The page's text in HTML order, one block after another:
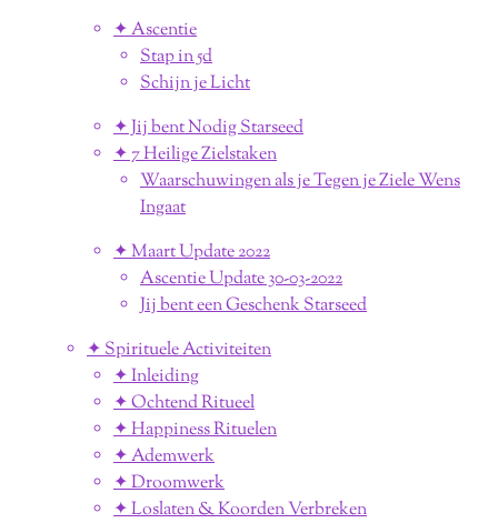
✦ Ascentie
Stap in 5d
Schijn je Licht
✦ Jij bent Nodig Starseed
✦ 7 Heilige Zielstaken
Waarschuwingen als je Tegen je Ziele Wens
Ingaat
✦ Maart Update 2022
Ascentie Update 30-03-2022
Jij bent een Geschenk Starseed
✦ Spirituele Activiteiten
✦ Inleiding
✦ Ochtend Ritueel
✦ Happiness Rituelen
✦ Ademwerk
✦ Droomwerk
✦ Loslaten & Koorden Verbreken